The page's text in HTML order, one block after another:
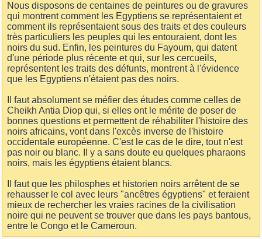
Nous disposons de centaines de peintures ou de gravures
qui montrent comment les Egyptiens se représentaient et
comment ils représentaient sous des traits et des couleurs
très particuliers les peuples qui les entouraient, dont les
noirs du sud. Enfin, les peintures du Fayoum, qui datent
d'une période plus récente et qui, sur les cercueils,
représentent les traits des défunts, montrent à l'évidence
que les Egyptiens n'étaient pas des noirs.
Il faut absolument se méfier des études comme celles de
Cheikh Antia Diop qui, si elles ont le mérite de poser de
bonnes questions et permettent de réhabiliter l'histoire des
noirs africains, vont dans l'excès inverse de l'histoire
occidentale européenne. C'est le cas de le dire, tout n'est
pas noir ou blanc. Il y a sans doute eu quelques pharaons
noirs, mais les égyptiens étaient blancs.
Il faut que les philosphes et historien noirs arrêtent de se
rehausser le col avec leurs "ancêtres égyptiens" et feraient
mieux de rechercher les vraies racines de la civilisation
noire qui ne peuvent se trouver que dans les pays bantous,
entre le Congo et le Cameroun.